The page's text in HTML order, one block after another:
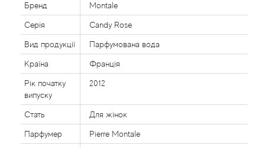
Бренд Montale
Серія Candy Rose
Вид продукції Парфумована вода
Країна Франція
Рік початку
випуску
2012
Стать Для жінок
Парфумер Pierre Montale
Aedes de Venustas
Aerin Lauder
Affinessence
Afnan
Agatha Ruiz de la Prada